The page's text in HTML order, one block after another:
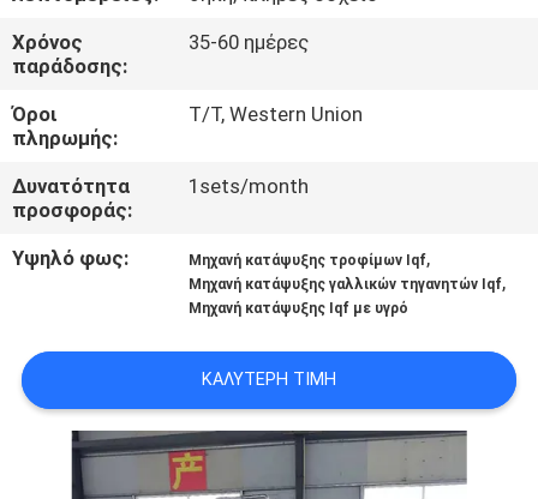
ΜΑΣ
ΕΛΆΤΕ
ΣΕ
ΕΠΑΦΉ
ΜΕ
ΠΕΡΙΠΤΏΣΕΙΣ
SITEMAP
Χρόνος
παράδοσης:
35-60 ημέρες
Όροι
πληρωμής:
T/T, Western Union
Δυνατότητα
προσφοράς:
1sets/month
Υψηλό φως: Μηχανή κατάψυξης τροφίμων Iqf,
Μηχανή κατάψυξης γαλλικών τηγανητών Iqf,
Μηχανή κατάψυξης Iqf με υγρό
ΚΑΛΎΤΕΡΗ ΤΙΜΉ